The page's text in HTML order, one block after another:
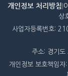
개인정보 처리방침
상
사업자등록번호:
주소: 경기
개인정보 보호책임자